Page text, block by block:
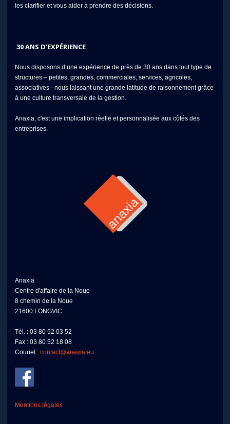
les clarifier et vous aider à prendre des décisions.
30 ANS D’EXPÉRIENCE
Nous disposons d’une expérience de près de 30 ans dans tout type de
structures – petites, grandes, commerciales, services, agricoles,
associatives - nous laissant une grande latitude de raisonnement grâce
à une culture transversale de la gestion.
Anaxia, c'est une implication réelle et personnalisée aux côtés des
entreprises.
Anaxia
Centre d'affaire de la Noue
8 chemin de la Noue
21600 LONGVIC
Tél. : 03 80 52 03 52
Fax : 03 80 52 18 08
Couriel : contact@anaxia.eu
Mentions légales